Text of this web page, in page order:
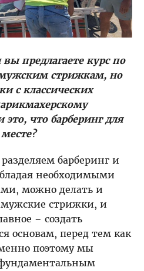
предлагаете курс по
стрижкам, но
с классических
это, что барберинг для
барберинг и
необходимыми
можно делать и
стрижки, и
– создать
основам, перед тем как
поэтому мы